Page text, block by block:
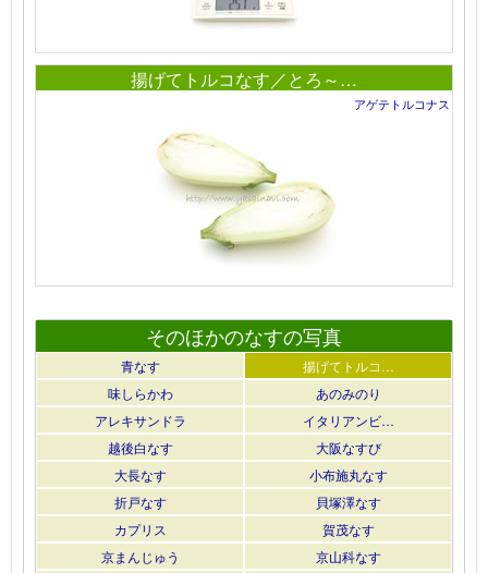
揚げてトルコなす／とろ～…
アゲテトルコナス
そのほかのなすの写真
青なす
揚げてトルコ…
味しらかわ
あのみのり
アレキサンドラ
イタリアンビ…
越後白なす
大阪なすび
大長なす
小布施丸なす
折戸なす
貝塚澤なす
カプリス
賀茂なす
京まんじゅう
京山科なす